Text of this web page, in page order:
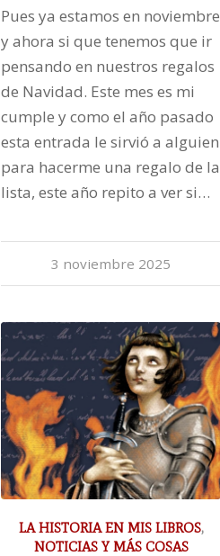
Pues ya estamos en noviembre
y ahora si que tenemos que ir
pensando en nuestros regalos
de Navidad. Este mes es mi
cumple y como el año pasado
esta entrada le sirvió a alguien
para hacerme una regalo de la
lista, este año repito a ver si…
3 noviembre 2025
LA HISTORIA EN MIS LIBROS,
NOTICIAS Y MÁS COSAS